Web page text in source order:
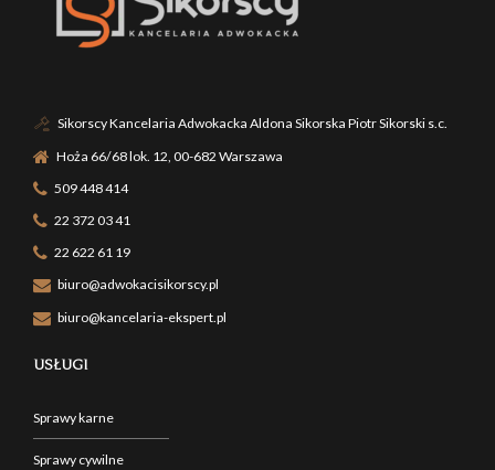
Sikorscy Kancelaria Adwokacka Aldona Sikorska Piotr Sikorski s.c.
Hoża 66/68 lok. 12, 00-682 Warszawa
509 448 414
22 372 03 41
22 622 61 19
biuro@adwokacisikorscy.pl
biuro@kancelaria-ekspert.pl
USŁUGI
Sprawy karne
Sprawy cywilne